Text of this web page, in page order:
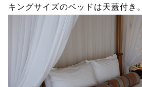
キングサイズのベッドは天蓋付き。